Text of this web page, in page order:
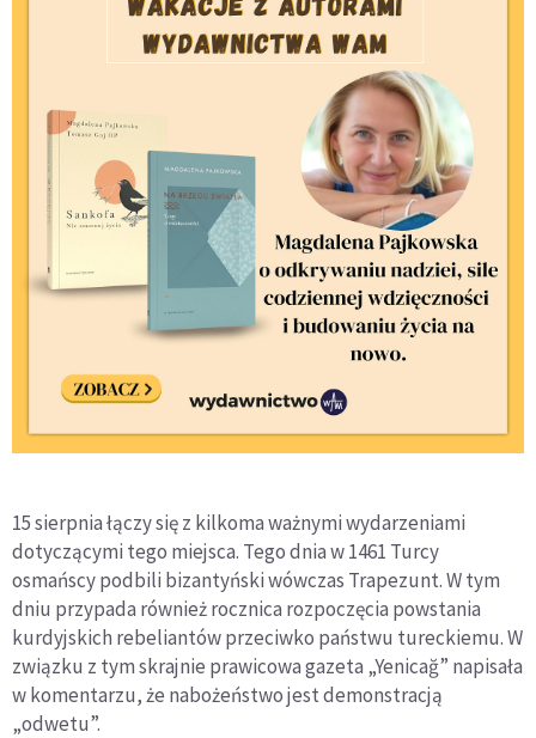
15 sierpnia łączy się z kilkoma ważnymi wydarzeniami
dotyczącymi tego miejsca. Tego dnia w 1461 Turcy
osmańscy podbili bizantyński wówczas Trapezunt. W tym
dniu przypada również rocznica rozpoczęcia powstania
kurdyjskich rebeliantów przeciwko państwu tureckiemu. W
związku z tym skrajnie prawicowa gazeta „Yenicağ” napisała
w komentarzu, że nabożeństwo jest demonstracją
„odwetu”.